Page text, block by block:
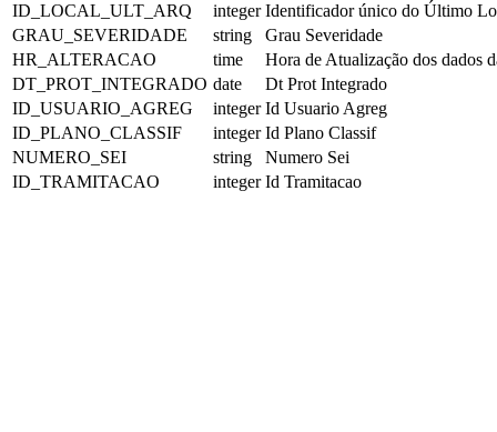
ID_LOCAL_ULT_ARQ
integer Identificador único do Último
GRAU_SEVERIDADE
string
Grau Severidade
HR_ALTERACAO
time
Hora de Atualização dos dados
DT_PROT_INTEGRADO date
Dt Prot Integrado
ID_USUARIO_AGREG
integer Id Usuario Agreg
ID_PLANO_CLASSIF
integer Id Plano Classif
NUMERO_SEI
string
Numero Sei
ID_TRAMITACAO
integer Id Tramitacao